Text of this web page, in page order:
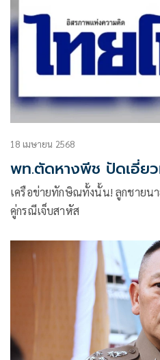
18 เมษายน 2568
เครือข่ายทักษิณทั้งนั้น! ลูกชายนา
คู่กรณีเจ็บสาหัส